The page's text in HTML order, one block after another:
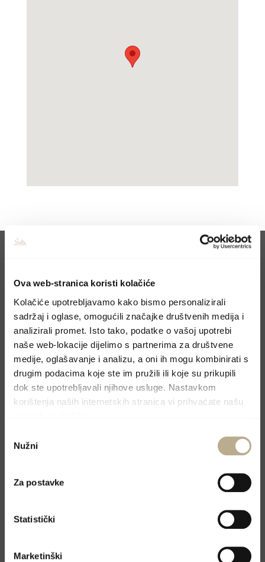
Ova web-stranica koristi kolačiće
Kolačiće upotrebljavamo kako bismo personalizirali
sadržaj i oglase, omogućili značajke društvenih medija i
analizirali promet. Isto tako, podatke o vašoj upotrebi
naše web-lokacije dijelimo s partnerima za društvene
medije, oglašavanje i analizu, a oni ih mogu kombinirati s
drugim podacima koje ste im pružili ili koje su prikupili
dok ste upotrebljavali njihove usluge. Nastavkom
korištenja naših internetskih stranica vi prihvaćate našu
pristanka
Nužni
Za postavke
Statistički
Marketinški
Book your holiday
Molimo, pošaljite upit preko kontakt forme i
odgovoriti ćemo u najskorijem mogućem